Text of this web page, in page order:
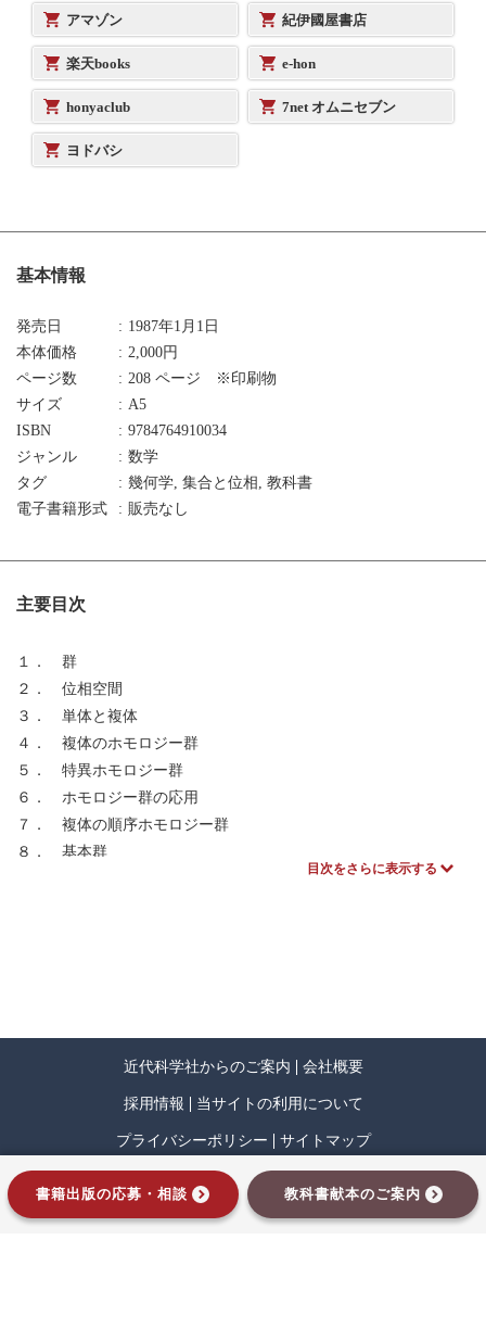
アマゾン 紀伊國屋書店
楽天books e-hon
honyaclub 7net オムニセブン
ヨドバシ
基本情報
発売日
1987年1月1日
本体価格
2,000円
ページ数
208 ページ ※印刷物
サイズ
A5
ISBN
9784764910034
ジャンル
数学
タグ
幾何学, 集合と位相, 教科書
電子書籍形式
販売なし
主要目次
１． 群
２． 位相空間
３． 単体と複体
４． 複体のホモロジー群
５． 特異ホモロジー群
６． ホモロジー群の応用
７． 複体の順序ホモロジー群
８． 基本群
目次をさらに表示する
近代科学社からのご案内 会社概要
採用情報 当サイトの利用について
プライバシーポリシー サイトマップ
インプレスグループ
書籍出版の応募・相談 教科書献本のご案内